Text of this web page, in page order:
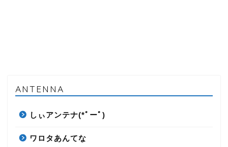
ANTENNA
しぃアンテナ(*ﾟーﾟ)
ワロタあんてな